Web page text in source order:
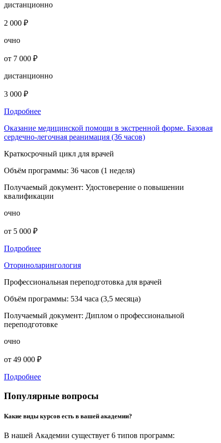
дистанционно
2 000 ₽
очно
от 7 000 ₽
дистанционно
3 000 ₽
Подробнее
Оказание медицинской помощи в экстренной форме. Базовая
сердечно-легочная реанимация (36 часов)
Краткосрочный цикл для врачей
Объём программы: 36 часов (1 неделя)
Получаемый документ: Удостоверение о повышении
квалификации
очно
от 5 000 ₽
Подробнее
Оториноларингология
Профессиональная переподготовка для врачей
Объём программы: 534 часа (3,5 месяца)
Получаемый документ: Диплом о профессиональной
переподготовке
очно
от 49 000 ₽
Подробнее
Популярные вопросы
Какие виды курсов есть в вашей академии?
В нашей Академии существует 6 типов программ: